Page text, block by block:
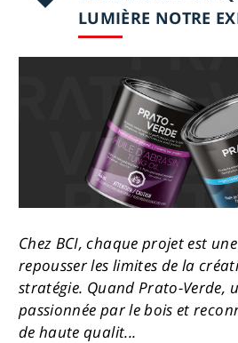
LUMIÈRE NOTRE
Chez BCI, chaque projet est
repousser les limites de la
stratégie. Quand Prato-Verde,
passionnée par le bois et
de haute qualit...